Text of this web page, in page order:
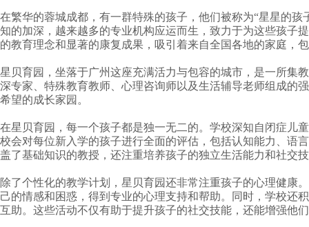
在繁华的蓉城成都，有一群特殊的孩子，他们被称为“星星的
知的加深，越来越多的专业机构应运而生，致力于为这些孩子
的教育理念和显著的康复成果，吸引着来自全国各地的家庭，
星贝育园，坐落于广州这座充满活力与包容的城市，是一所集
深专家、特殊教育教师、心理咨询师以及生活辅导老师组成的
希望的成长家园。
在星贝育园，每一个孩子都是独一无二的。学校深知自闭症儿
校会对每位新入学的孩子进行全面的评估，包括认知能力、语
盖了基础知识的教授，还注重培养孩子的独立生活能力和社交
除了个性化的教学计划，星贝育园还非常注重孩子的心理健康
己的情感和困惑，得到专业的心理支持和帮助。同时，学校还
互助。这些活动不仅有助于提升孩子的社交技能，还能增强他